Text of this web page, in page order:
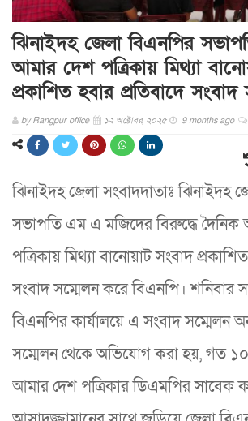
ঝিনাইদহ জেলা বিএনপির
আমার দেশ পত্রিকায় মিথ্যা
প্রকাশিত হবার প্রতিবাদে সংবাদ
byRangpur office ১২ অক্টোবর, ২০২৫ 9 months ago
ঝিনাইদহ জেলা সংবাদদাতাঃ ঝিনাইদহ
সভাপতি এম এ মজিদের বিরুদ্ধে
পত্রিকায় মিথ্যা বানোয়াট সংবাদ
সংবাদ সম্মেলন করে বিএনপি। শনিবার
বিএনপির কার্যালয়ে এ সংবাদ সম্মেলন
সম্মেলন থেকে অভিযোগ করা হয়, গত
আমার দেশ পত্রিকার ডিএমপির সাবেক